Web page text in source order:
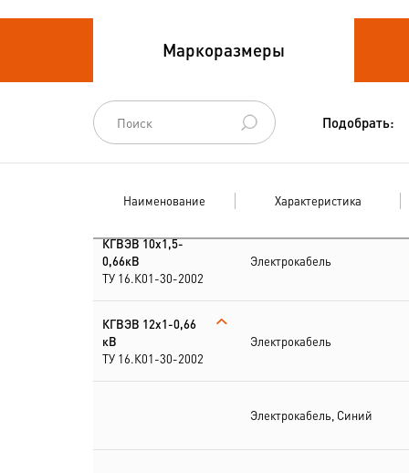
Кабели
термоэлектродные
Кабели управления
Маркоразмеры
Подобрать:
Наименование Характеристика
КГВЭВ 10х1,5-
0,66кВ
ТУ 16.К01-30-2002
Электрокабель
КГВЭВ 12х1-0,66
кВ
ТУ 16.К01-30-2002
Электрокабель
Электрокабель, Синий